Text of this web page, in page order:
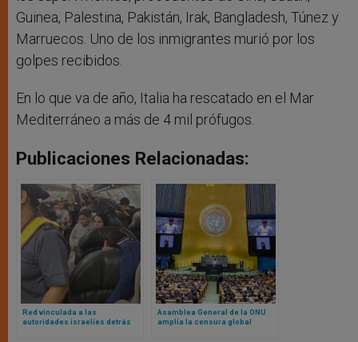
Guinea, Palestina, Pakistán, Irak, Bangladesh, Túnez y
Marruecos. Uno de los inmigrantes murió por los
golpes recibidos.
En lo que va de año, Italia ha rescatado en el Mar
Mediterráneo a más de 4 mil prófugos.
Publicaciones Relacionadas:
Red vinculada a las
autoridades israelíes detrás
Asamblea General de la ONU
amplía la censura global